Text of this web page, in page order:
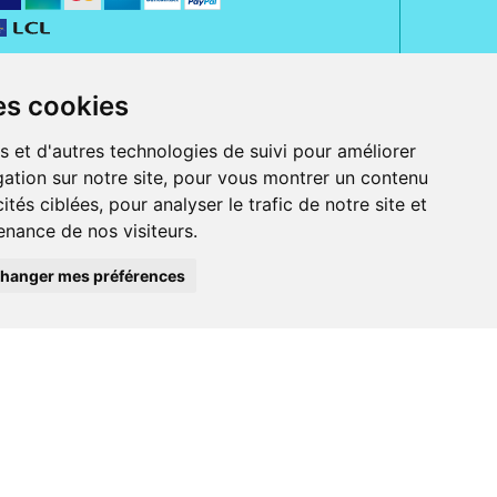
cookies
et d'autres technologies de suivi pour améliorer
sur notre site, pour vous montrer un contenu
ciblées, pour analyser le trafic de notre site et
de nos visiteurs.
mes préférences
Jeanne d' Harcourt, 80300 Albert.
ordonnance.
et iPod touch), ou sur Google Play (pour Androïd 5.0 ou version
Bancontact, PayPal.